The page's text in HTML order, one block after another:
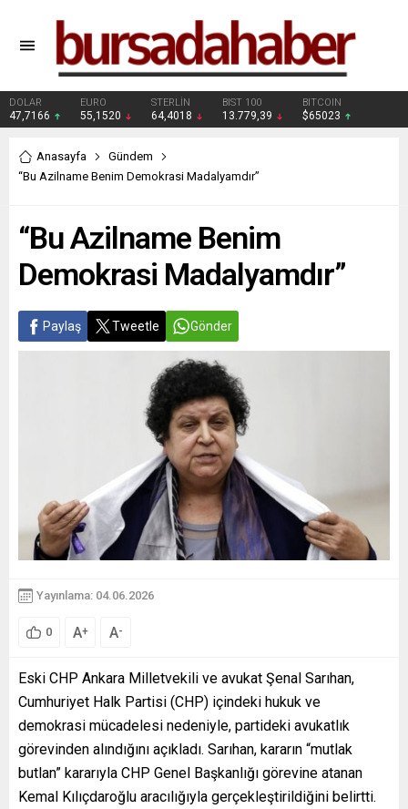
DOLAR
47,7166
EURO
55,1520
STERLİN
64,4018
BIST 100
13.779,39
BITCOIN
$65023
Anasayfa
Gündem
“Bu Azilname Benim Demokrasi Madalyamdır”
“Bu Azilname Benim
Demokrasi Madalyamdır”
Paylaş Tweetle Gönder
Yayınlama: 04.06.2026
0 A+ A-
Eski CHP Ankara Milletvekili ve avukat Şenal Sarıhan,
Cumhuriyet Halk Partisi (CHP) içindeki hukuk ve
demokrasi mücadelesi nedeniyle, partideki avukatlık
görevinden alındığını açıkladı. Sarıhan, kararın “mutlak
butlan” kararıyla CHP Genel Başkanlığı görevine atanan
Kemal Kılıçdaroğlu aracılığıyla gerçekleştirildiğini belirtti.